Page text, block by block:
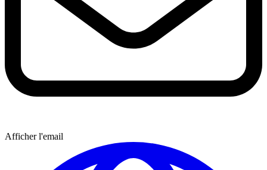
Afficher l'email